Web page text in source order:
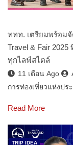
ททท. เตรียมพร้อม
Travel & Fair
ทุกไลฟ์สไตล์
11 เดือน Ago
การท่องเที่ยวแห่งปร
Read More
TRIP IDEA